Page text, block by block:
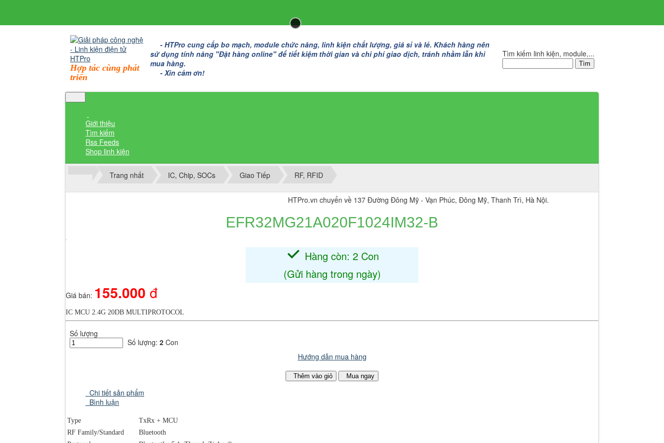
Hợp tác cùng phát
triển
- HTPro cung cấp bo mạch, module chức năng, linh kiện chất lượng, giá sỉ và lẻ. Khách hàng nên
sử dụng tính năng "Đặt hàng online" để tiết kiệm thời gian và chi phí giao dịch, tránh nhầm lẫn khi
mua hàng.
- Xin cảm ơn!
Tìm kiếm linh kiện, module,...
Giới thiệu
Tìm kiếm
Rss Feeds
Shop linh kiện
Trang nhất IC, Chip, SOCs Giao Tiếp RF, RFID
HTPro.vn chuyển về 137 Đường Đông Mỹ - Vạn Phúc, Đông Mỹ, Thanh Trì, Hà Nội.
EFR32MG21A020F1024IM32-B
Hàng còn: 2 Con
(Gửi hàng trong ngày)
Giá bán: 155.000 đ
IC MCU 2.4G 20DB MULTIPROTOCOL
Số lượng
Số lượng: 2 Con
Hướng dẫn mua hàng
Thêm vào giỏ Mua ngay
Chi tiết sản phẩm
Bình luận
Type
TxRx + MCU
RF Family/Standard
Bluetooth
Thành viên đăng nhập
Nhập một trong các mã dự phòng bạn đã nhận được.
Đăng nhập